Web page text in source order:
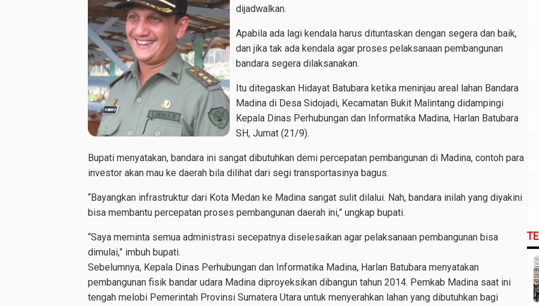
dijadwalkan.
Apabila ada lagi kendala harus dituntaskan dengan segera dan baik,
dan jika tak ada kendala agar proses pelaksanaan pembangunan
bandara segera dilaksanakan.
Itu ditegaskan Hidayat Batubara ketika meninjau areal lahan Bandara
Madina di Desa Sidojadi, Kecamatan Bukit Malintang didampingi
Kepala Dinas Perhubungan dan Informatika Madina, Harlan Batubara
SH, Jumat (21/9).
Bupati menyatakan, bandara ini sangat dibutuhkan demi percepatan pembangunan di Madina, contoh para
investor akan mau ke daerah bila dilihat dari segi transportasinya bagus.
“Bayangkan infrastruktur dari Kota Medan ke Madina sangat sulit dilalui. Nah, bandara inilah yang diyakini
bisa membantu percepatan proses pembangunan daerah ini,” ungkap bupati.
“Saya meminta semua administrasi secepatnya diselesaikan agar pelaksanaan pembangunan bisa
dimulai,” imbuh bupati.
Sebelumnya, Kepala Dinas Perhubungan dan Informatika Madina, Harlan Batubara menyatakan
pembangunan fisik bandar udara Madina diproyeksikan dibangun tahun 2014. Pemkab Madina saat ini
tengah melobi Pemerintah Provinsi Sumatera Utara untuk menyerahkan lahan yang dibutuhkan bagi